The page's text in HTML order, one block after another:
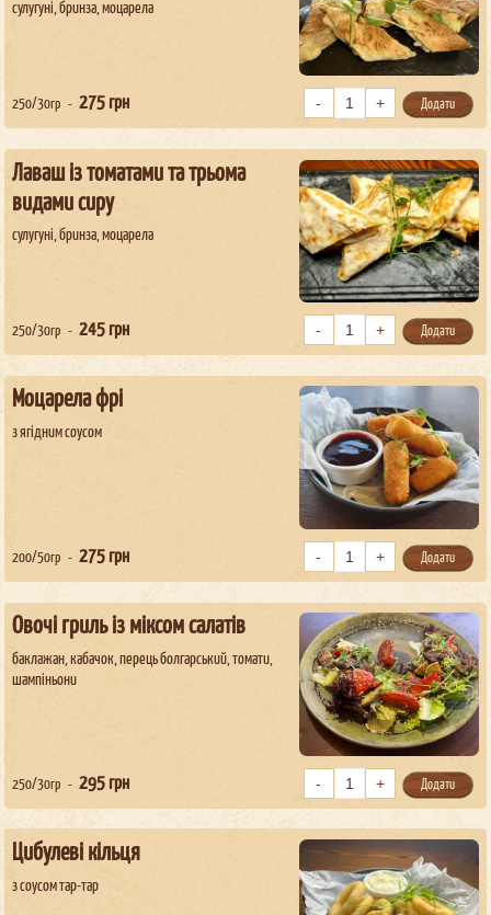
сулугуні, бринза, моцарела
250/30гр 275 грн Додати
Лаваш із томатами та трьома
видами сиру
сулугуні, бринза, моцарела
250/30гр 245 грн Додати
Моцарела фрі
з ягідним соусом
200/50гр 275 грн Додати
Овочі гриль із міксом салатів
баклажан, кабачок, перець болгарський, томати,
шампіньони
250/30гр 295 грн Додати
Цибулеві кільця
з соусом тар-тар